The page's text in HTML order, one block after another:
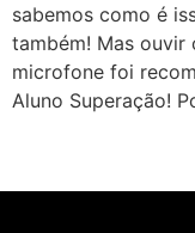
sabemos como é
também! Mas ouvir
microfone foi
Aluno Superação!